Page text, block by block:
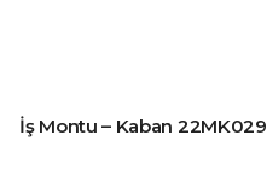
İş Montu – Kaban 22MK029